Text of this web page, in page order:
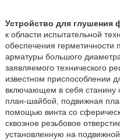
Устройство для глушения
к области испытательной
обеспечения герметичности
арматуры большого
заявляемого технического
известном приспособлении
включающем в себя станину
план-шайбой, подвижная
помощью винта со
сквозное резьбовое
установленную на